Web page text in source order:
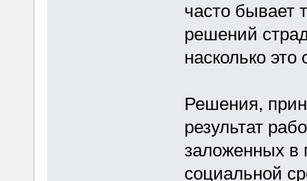
часто бывает
решений
насколько
Решения,
результат
заложенных в
социальной